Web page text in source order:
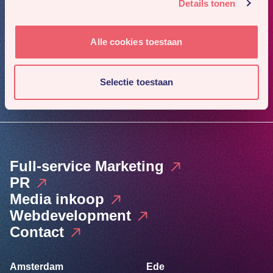
Details tonen
Alle cookies toestaan
Selectie toestaan
Mis niks
Meld je aan voor onze nieuwsbrief. Dan sturen we je 4x
per jaar ons nieuwste werk en gaafste cases.
Full-service Marketing
PR
Media inkoop
Webdevelopment
Contact
Amsterdam Ede